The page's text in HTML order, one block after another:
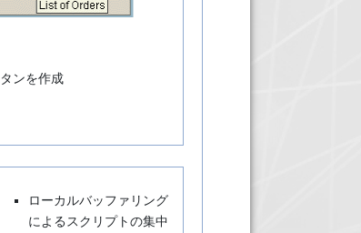
ンを作成
ローカルバッファリング
によるスクリプトの集中